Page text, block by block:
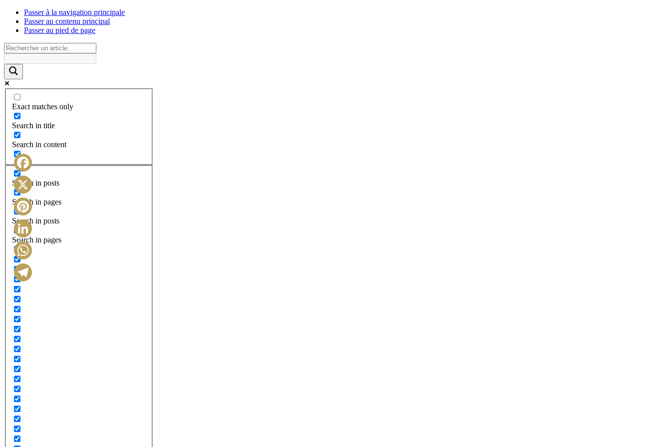
Passer à la navigation principale
Passer au contenu principal
Passer au pied de page
Exact matches only
Search in title
Search in content
Search in posts
Search in pages
Search in posts
Search in pages
Facebook
X
Pinterest
LinkedIn
WhatsApp
Telegram